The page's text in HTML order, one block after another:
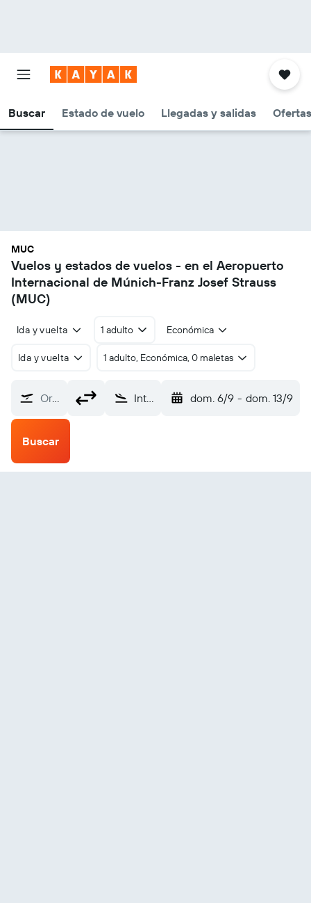
Buscar Estado de vuelo Llegadas y salidas Ofertas
MUC
Vuelos y estados de vuelos - en el Aeropuerto
Internacional de Múnich-Franz Josef Strauss
(MUC)
Ida y vuelta 1 adulto Económica
Ida y vuelta 1 adulto, Económica, 0 maletas
Origen Internacional de Múnich-Franz Josef Strauss (MUC) dom. 6/9 - dom. 13/9
Buscar